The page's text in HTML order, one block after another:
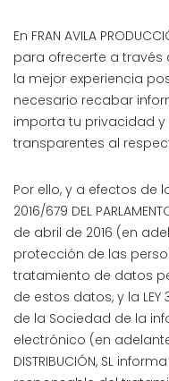
En FRAN AVILA
para ofrecerte a través
la mejor experiencia
necesario recabar
importa tu privacidad
transparentes al
Por ello, y a efectos de
2016/679 DEL
de abril de 2016 (en
protección de las
tratamiento de datos
de estos datos, y la LEY
de la Sociedad de la
electrónico (en adelante,
DISTRIBUCIÓN, SL